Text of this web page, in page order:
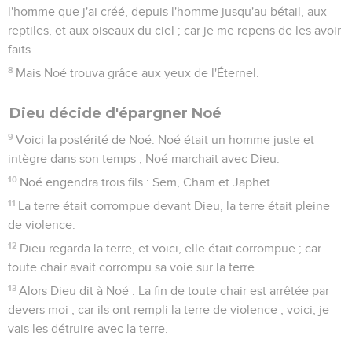
l'homme que j'ai créé, depuis l'homme jusqu'au bétail, aux
reptiles, et aux oiseaux du ciel ; car je me repens de les avoir
faits.
8 Mais Noé trouva grâce aux yeux de l'Éternel.
Dieu décide d'épargner Noé
9 Voici la postérité de Noé. Noé était un homme juste et
intègre dans son temps ; Noé marchait avec Dieu.
10 Noé engendra trois fils : Sem, Cham et Japhet.
11 La terre était corrompue devant Dieu, la terre était pleine
de violence.
12 Dieu regarda la terre, et voici, elle était corrompue ; car
toute chair avait corrompu sa voie sur la terre.
13 Alors Dieu dit à Noé : La fin de toute chair est arrêtée par
devers moi ; car ils ont rempli la terre de violence ; voici, je
vais les détruire avec la terre.